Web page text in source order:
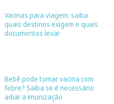
Vacinas para viagem: saiba
quais destinos exigem e quais
documentos levar
Bebê pode tomar vacina com
febre? Saiba se é necessário
adiar a imunização